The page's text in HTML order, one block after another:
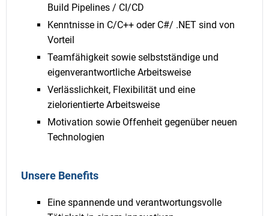
Build Pipelines / CI/CD
Kenntnisse in C/C++ oder C#/ .NET sind von
Vorteil
Teamfähigkeit sowie selbstständige und
eigenverantwortliche Arbeitsweise
Verlässlichkeit, Flexibilität und eine
zielorientierte Arbeitsweise
Motivation sowie Offenheit gegenüber neuen
Technologien
Unsere Benefits
Eine spannende und verantwortungsvolle